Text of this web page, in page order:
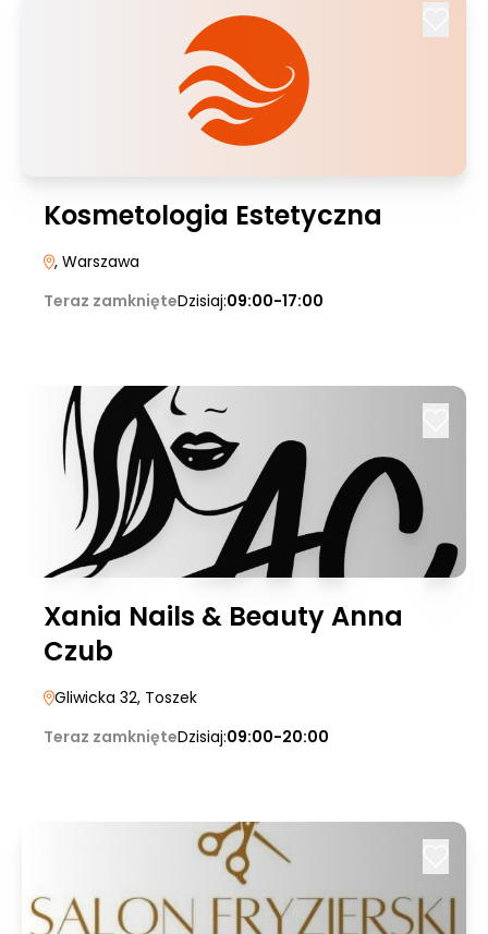
Kosmetologia Estetyczna
, Warszawa
Teraz zamknięteDzisiaj:09:00-17:00
Xania Nails & Beauty Anna
Czub
Gliwicka 32, Toszek
Teraz zamknięteDzisiaj:09:00-20:00